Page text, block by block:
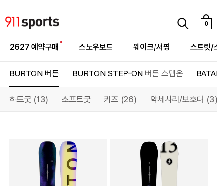
0
2627 예약구매 스노우보드 웨이크/서핑 스트릿/
BURTON버튼 BURTON STEP-ON 버튼 스텝온
하드굿 (13) 소프트굿 키즈 (26) 악세사리/보호대 (3)